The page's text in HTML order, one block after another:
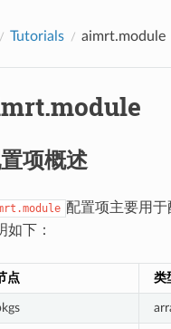
Tutorials aimrt.module
项概述
配置项主要用
如下：
点 类